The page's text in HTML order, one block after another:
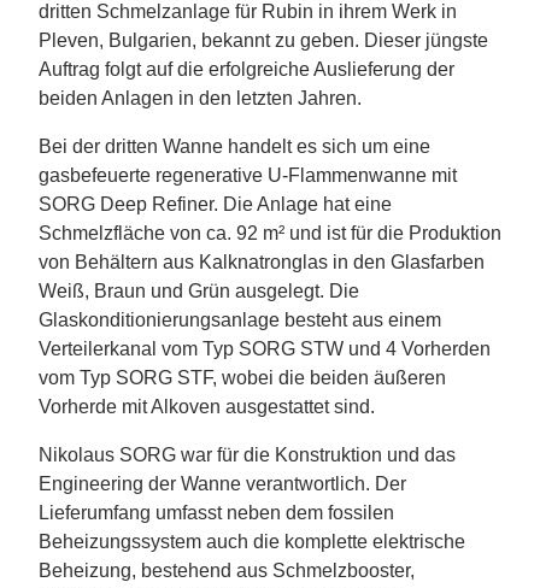
dritten Schmelzanlage für Rubin in ihrem Werk in
Pleven, Bulgarien, bekannt zu geben. Dieser jüngste
Auftrag folgt auf die erfolgreiche Auslieferung der
beiden Anlagen in den letzten Jahren.
Bei der dritten Wanne handelt es sich um eine
gasbefeuerte regenerative U-Flammenwanne mit
SORG Deep Refiner. Die Anlage hat eine
Schmelzfläche von ca. 92 m² und ist für die Produktion
von Behältern aus Kalknatronglas in den Glasfarben
Weiß, Braun und Grün ausgelegt. Die
Glaskonditionierungsanlage besteht aus einem
Verteilerkanal vom Typ SORG STW und 4 Vorherden
vom Typ SORG STF, wobei die beiden äußeren
Vorherde mit Alkoven ausgestattet sind.
Nikolaus SORG war für die Konstruktion und das
Engineering der Wanne verantwortlich. Der
Lieferumfang umfasst neben dem fossilen
Beheizungssystem auch die komplette elektrische
Beheizung, bestehend aus Schmelzbooster,